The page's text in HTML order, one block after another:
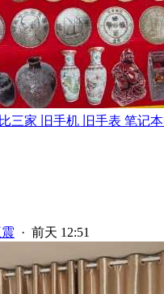
三家 旧手机 旧手表 笔记
· 前天 12:51